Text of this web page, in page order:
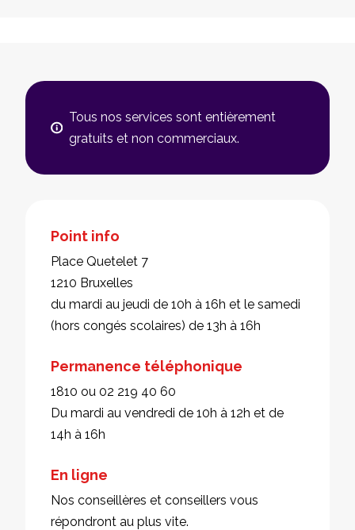
Tous nos services sont entièrement
gratuits et non commerciaux.
Point info
Place Quetelet 7
1210 Bruxelles
du mardi au jeudi de 10h à 16h et le samedi
(hors congés scolaires) de 13h à 16h
Permanence téléphonique
1810 ou 02 219 40 60
Du mardi au vendredi de 10h à 12h et de
14h à 16h
En ligne
Nos conseillères et conseillers vous
répondront au plus vite.